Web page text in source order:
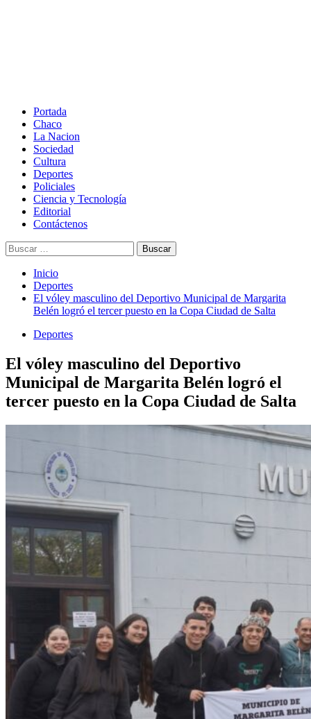
Portada
Chaco
La Nacion
Sociedad
Cultura
Deportes
Policiales
Ciencia y Tecnología
Editorial
Contáctenos
Buscar:
Inicio
Deportes
El vóley masculino del Deportivo Municipal de Margarita
Belén logró el tercer puesto en la Copa Ciudad de Salta
Deportes
El vóley masculino del Deportivo
Municipal de Margarita Belén logró el
tercer puesto en la Copa Ciudad de Salta